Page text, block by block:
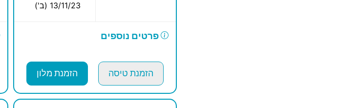
13/11/23 (ב')
פרטים נוספים
הזמנת טיסה הזמנת מלון